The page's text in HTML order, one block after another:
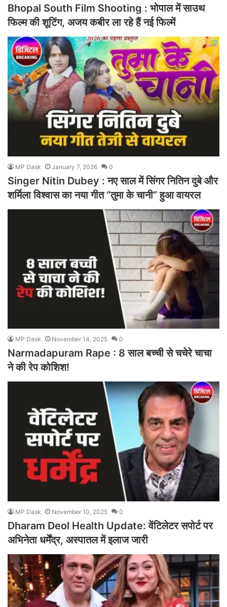
Bhopal South Film Shooting : भोपाल में साउथ
फिल्म की शूटिंग, अजय कबीर ला रहे हैं नई फिल्में
MP Dask January 7, 2026 0
Singer Nitin Dubey : नए साल में सिंगर नितिन दुबे और
शर्मिला विश्वास का नया गीत “तुमा के चानी” हुआ वायरल
MP Dask November 14, 2025 0
Narmadapuram Rape : 8 साल बच्ची से चचेरे चाचा
ने की रेप कोशिश!
MP Dask November 10, 2025 0
Dharam Deol Health Update: वेंटिलेटर सपोर्ट पर
अभिनेता धर्मेंद्र, अस्पातल में इलाज जारी